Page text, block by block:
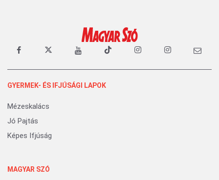
GYERMEK- ÉS IFJÚSÁGI LAPOK
Mézeskalács
Jó Pajtás
Képes Ifjúság
MAGYAR SZÓ